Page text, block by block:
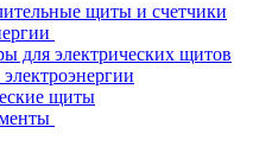
щиты и счетчики
для электрических щитов
щиты